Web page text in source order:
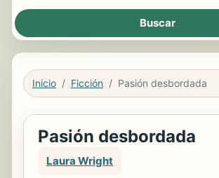
Inicio Ficción Pasión desbordada
Pasión desbordada
Laura Wright